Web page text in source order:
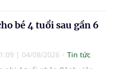
truyền thông, hoàn thiện
trình chuyên môn và hệ thống
ghép mô tạng.
bé 4 tuổi sau gần 6
| 04/08/2026
Tin tức